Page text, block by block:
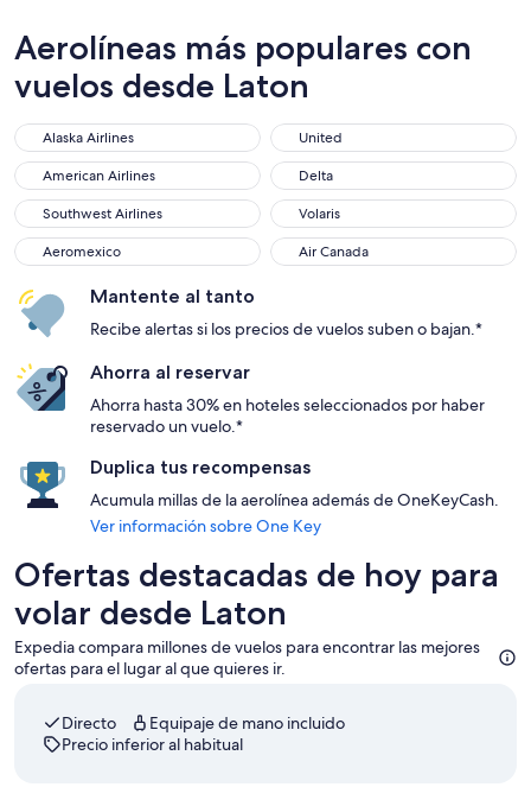
Aerolíneas más populares con
vuelos desde Laton
Alaska Airlines
United
American Airlines
Delta
Southwest Airlines
Volaris
Aeromexico
Air Canada
Mantente al tanto
Recibe alertas si los precios de vuelos suben o bajan.*
Ahorra al reservar
Ahorra hasta 30% en hoteles seleccionados por haber
reservado un vuelo.*
Duplica tus recompensas
Acumula millas de la aerolínea además de OneKeyCash.
Ver información sobre One Key
Ofertas destacadas de hoy para
volar desde Laton
Expedia compara millones de vuelos para encontrar las mejores
ofertas para el lugar al que quieres ir.
Directo
Equipaje de mano incluido
Precio inferior al habitual